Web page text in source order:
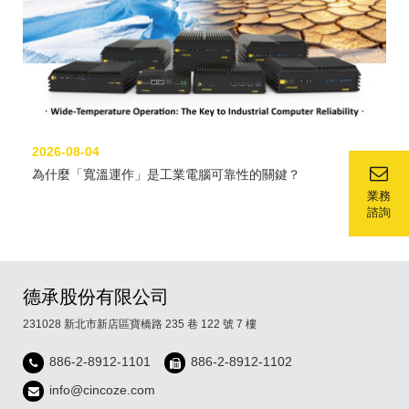
業務
諮詢
2026-08-04
為什麼「寬溫運作」是工業電腦可靠性的關鍵？
德承股份有限公司
231028 新北市新店區寶橋路 235 巷 122 號 7 樓
886-2-8912-1101
886-2-8912-1102
info@cincoze.com